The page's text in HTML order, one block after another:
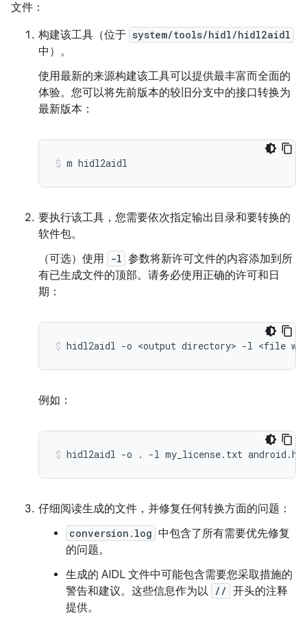
文件：
构建该工具（位于 system/tools/hidl/hidl2aidl
中）。
使用最新的来源构建该工具可以提供最丰富而全面的
体验。您可以将先前版本的较旧分支中的接口转换为
最新版本：
m hidl2aidl
要执行该工具，您需要依次指定输出目录和要转换的
软件包。
（可选）使用
-l 参数将新许可文件的内容添加到所
有已生成文件的顶部。请务必使用正确的许可和日
期：
hidl2aidl -o <output directory> -l <file
例如：
hidl2aidl -o . -l my_license.txt
仔细阅读生成的文件，并修复任何转换方面的问题：
conversion.log 中包含了所有需要优先修复
的问题。
生成的 AIDL 文件中可能包含需要您采取措施的
警告和建议。这些信息作为以 // 开头的注释
提供。